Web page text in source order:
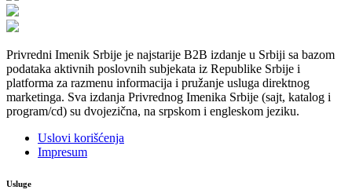
Privredni Imenik Srbije je najstarije B2B izdanje u Srbiji sa bazom
podataka aktivnih poslovnih subjekata iz Republike Srbije i
platforma za razmenu informacija i pružanje usluga direktnog
marketinga. Sva izdanja Privrednog Imenika Srbije (sajt, katalog i
program/cd) su dvojezična, na srpskom i engleskom jeziku.
Uslovi korišćenja
Impresum
Usluge